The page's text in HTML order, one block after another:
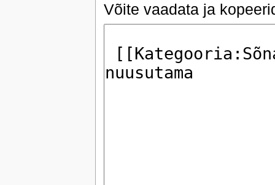
Võite vaadata ja